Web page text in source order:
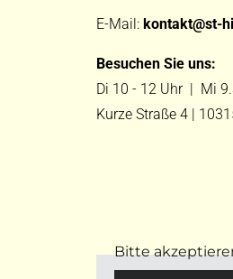
E-Mail: kontakt@st-
Besuchen Sie uns:
Di 10 - 12 Uhr | Mi
Kurze Straße 4 |
Bitte